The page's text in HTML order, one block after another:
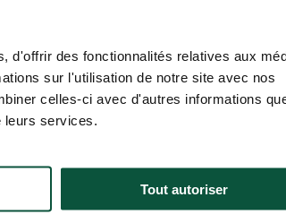
d'offrir des fonctionnalités relatives aux
sur l'utilisation de notre site avec nos
celles-ci avec d'autres informations
leurs services.
Tout autoriser